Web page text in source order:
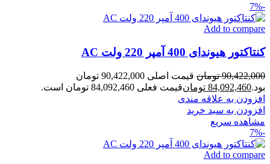
-7%
Add to compare
کنتاکتور هیوندای 400 آمپر 220 ولت AC
90,422,000 تومان
قیمت اصلی 90,422,000 تومان
بود.84,092,460 تومانقیمت فعلی 84,092,460 تومان است.
افزودن به علاقه مندی
افزودن به سبد خرید
مشاهده سریع
-7%
Add to compare